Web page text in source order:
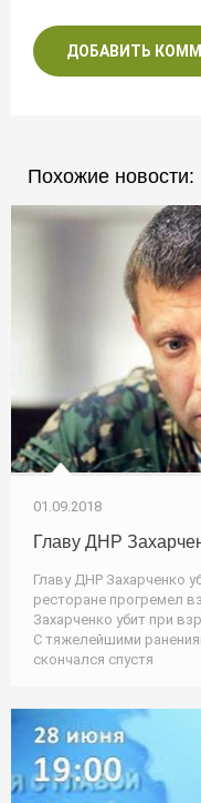
ДОБАВИТЬ
Похожие новости:
01.09.2018
Главу ДНР
Главу ДНР Захарченко
ресторане прогремел
Захарченко убит при
С тяжелейшими
скончался спустя